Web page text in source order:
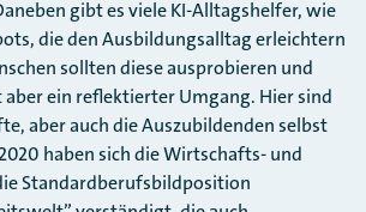
gibt es viele KI-Alltagshelfer, wie
die den Ausbildungsalltag erleichtern
sollten diese ausprobieren und
ein reflektierter Umgang. Hier sind
aber auch die Auszubildenden selbst
haben sich die Wirtschafts- und
Standardberufsbildposition